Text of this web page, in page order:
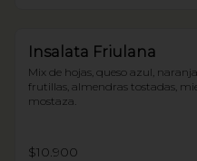
Insalata Friulana
Mix de hojas, queso azul,
frutillas, almendras tostadas,
mostaza.
$10.900